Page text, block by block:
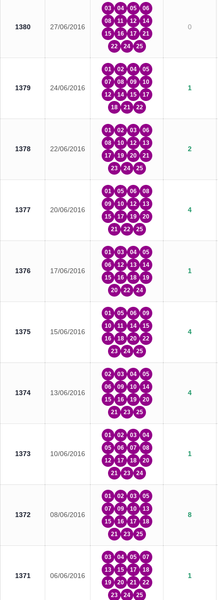
1380 27/06/2016
03 04 05
06
08
11 12
14
15
16 17
21
22
24 25
0
1379 24/06/2016
01 02 04
05
07
08 09
10
12
14 15
17
18
21 22
1
1378 22/06/2016
01 02 03
06
08
10 12
13
17
19 20
21
23
24 25
2
1377 20/06/2016
01 05 06
08
09
10 12
13
15
17 19
20
21
22 25
4
1376 17/06/2016
01 03 04
05
06
12 13
14
15
16 18
19
20
22 24
1
1375 15/06/2016
01 05 06
09
10
11 14
15
16
18 20
22
23
24 25
4
1374 13/06/2016
02 03 04
05
06
09 10
14
15
16 19
20
21
23 25
4
1373 10/06/2016
01 02 03
04
05
06 07
08
12
17 18
20
21
23 24
1
1372 08/06/2016
01 02 03
05
07
09 10
13
15
16 17
18
21
23 25
8
1371 06/06/2016
03 04 05
07
13
15 17
18
19
20 21
22
23
24 25
1